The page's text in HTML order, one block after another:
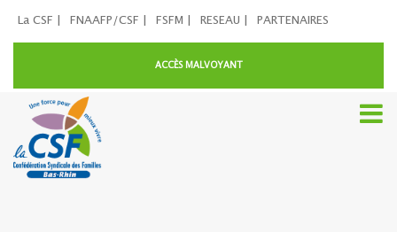
La CSF | FNAAFP/CSF | FSFM | RESEAU | PARTENAIRES
ACCÈS MALVOYANT